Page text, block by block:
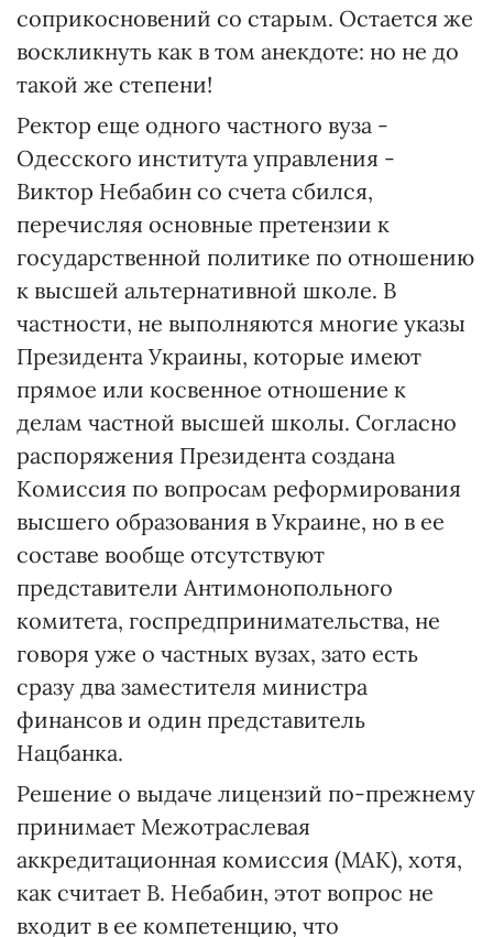
соприкосновений со старым. Остается же
воскликнуть как в том анекдоте: но не до
такой же степени!
Ректор еще одного частного вуза -
Одесского института управления -
Виктор Небабин со счета сбился,
перечисляя основные претензии к
государственной политике по отношению
к высшей альтернативной школе. В
частности, не выполняются многие указы
Президента Украины, которые имеют
прямое или косвенное отношение к
делам частной высшей школы. Согласно
распоряжения Президента создана
Комиссия по вопросам реформирования
высшего образования в Украине, но в ее
составе вообще отсутствуют
представители Антимонопольного
комитета, госпредпринимательства, не
говоря уже о частных вузах, зато есть
сразу два заместителя министра
финансов и один представитель
Нацбанка.
Решение о выдаче лицензий по-прежнему
принимает Межотраслевая
аккредитационная комиссия (МАК), хотя,
как считает В. Небабин, этот вопрос не
входит в ее компетенцию, что